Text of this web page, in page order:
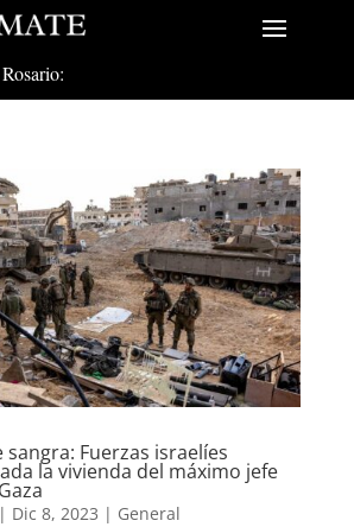
Fuerzas israelíes
la vivienda del máximo jefe
| Dic 8, 2023 | General